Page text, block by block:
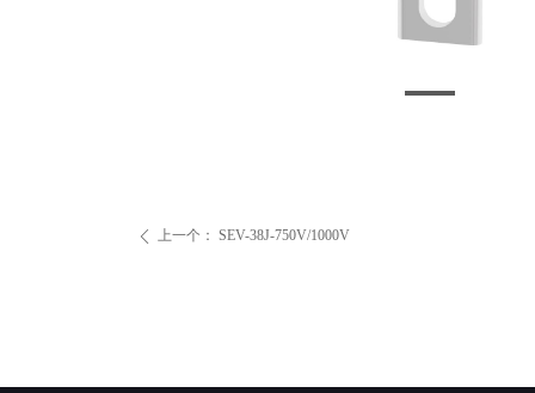
ꄴ 上一个： SEV-38J-750V/1000V